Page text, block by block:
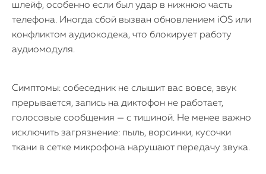
шлейф, особенно если был удар в нижнюю часть
телефона. Иногда сбой вызван обновлением iOS или
конфликтом аудиокодека, что блокирует работу
аудиомодуля.
Симптомы: собеседник не слышит вас вовсе, звук
прерывается, запись на диктофон не работает,
голосовые сообщения — с тишиной. Не менее важно
исключить загрязнение: пыль, ворсинки, кусочки
ткани в сетке микрофона нарушают передачу звука.